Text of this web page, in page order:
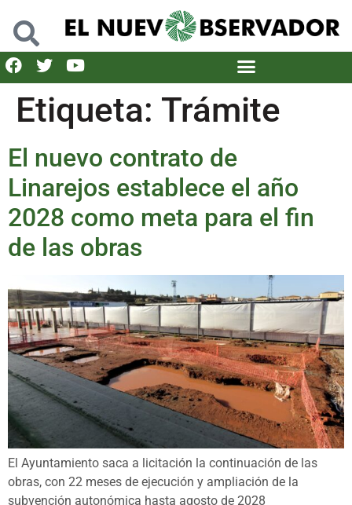
Etiqueta: Trámite
El nuevo contrato de
Linarejos establece el año
2028 como meta para el fin
de las obras
El Ayuntamiento saca a licitación la continuación de las
obras, con 22 meses de ejecución y ampliación de la
subvención autonómica hasta agosto de 2028